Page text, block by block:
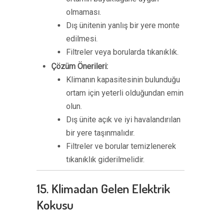
olmaması.
Dış ünitenin yanlış bir yere monte
edilmesi.
Filtreler veya borularda tıkanıklık.
Çözüm Önerileri:
Klimanın kapasitesinin bulunduğu
ortam için yeterli olduğundan emin
olun.
Dış ünite açık ve iyi havalandırılan
bir yere taşınmalıdır.
Filtreler ve borular temizlenerek
tıkanıklık giderilmelidir.
15. Klimadan Gelen Elektrik
Kokusu